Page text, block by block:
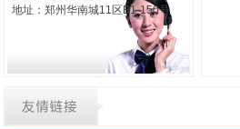
地址：郑州华南城11区B1-150号